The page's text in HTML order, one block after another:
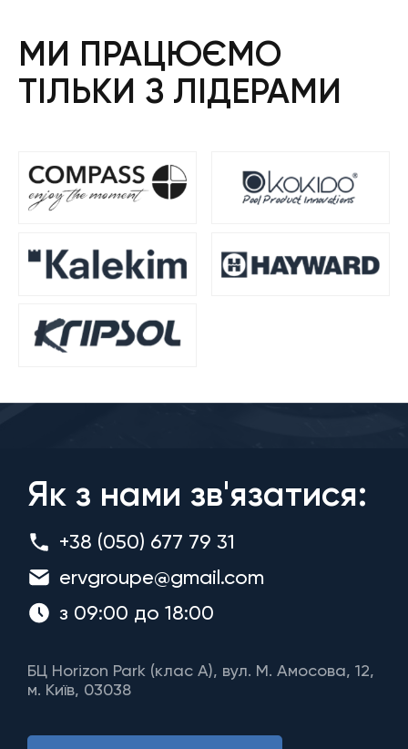
МИ ПРАЦЮЄМО
ТІЛЬКИ З ЛІДЕРАМИ
Як з нами зв'язатися:
+38 (050) 677 79 31
ervgroupe@gmail.com
з 09:00 до 18:00
БЦ Horizon Park (клас A), вул. М. Амосова, 12,
м. Київ, 03038